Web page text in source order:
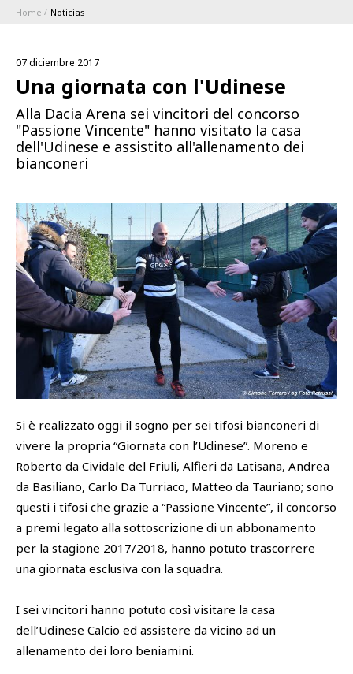
1896 MEMBERSHIP PROGRAM
TEMPORADA
Serie A
Coppa Italia
Calendari e Risultati
Classifiche
Cattedra Universidad Europea
BLUENERGY STADIUM
MEETING CENTER
PATROCINADORES
SQUADRE
SHOP
PHOTOGALLERY
Home Noticias
07 diciembre 2017
Una giornata con l'Udinese
Alla Dacia Arena sei vincitori del concorso
"Passione Vincente" hanno visitato la casa
dell'Udinese e assistito all'allenamento dei
bianconeri
Si è realizzato oggi il sogno per sei tifosi bianconeri di
vivere la propria “Giornata con l’Udinese”. Moreno e
Roberto da Cividale del Friuli, Alfieri da Latisana, Andrea
da Basiliano, Carlo Da Turriaco, Matteo da Tauriano; sono
questi i tifosi che grazie a “Passione Vincente”, il concorso
a premi legato alla sottoscrizione di un abbonamento
per la stagione 2017/2018, hanno potuto trascorrere
una giornata esclusiva con la squadra.
I sei vincitori hanno potuto così visitare la casa
dell’Udinese Calcio ed assistere da vicino ad un
allenamento dei loro beniamini.